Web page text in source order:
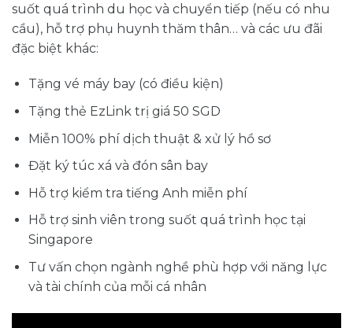
suốt quá trình du học và chuyển tiếp (nếu có nhu
cầu), hỗ trợ phụ huynh thăm thân… và các ưu đãi
đặc biệt khác:
Tặng vé máy bay (có điều kiện)
Tặng thẻ EzLink trị giá 50 SGD
Miễn 100% phí dịch thuật & xử lý hồ sơ
Đặt ký túc xá và đón sân bay
Hỗ trợ kiểm tra tiếng Anh miễn phí
Hỗ trợ sinh viên trong suốt quá trình học tại
Singapore
Tư vấn chọn ngành nghề phù hợp với năng lực
và tài chính của mỗi cá nhân